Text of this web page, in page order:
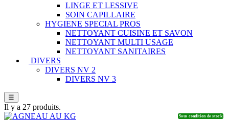
LINGE ET LESSIVE
SOIN CAPILLAIRE
HYGIENE SPECIAL PROS
NETTOYANT CUISINE ET SAVON
NETTOYANT MULTI USAGE
NETTOYANT SANITAIRES
DIVERS
DIVERS NV 2
DIVERS NV 3
☰
Il y a 27 produits.
Sous condition de stock